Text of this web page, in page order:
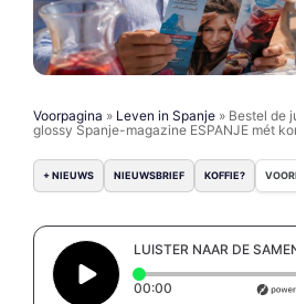
Voorpagina » Leven in Spanje » Bestel de
glossy Spanje-magazine ESPANJE mét
+ NIEUWS NIEUWSBRIEF KOFFIE?
LUISTER NAAR DE
00:00 Elapsed time: 0